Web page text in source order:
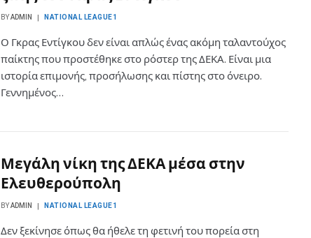
BY ADMIN NATIONAL LEAGUE1
Ο Γκρας Εντίγκου δεν είναι απλώς ένας ακόμη ταλαντούχος
παίκτης που προστέθηκε στο ρόστερ της ΔΕΚΑ. Είναι μια
ιστορία επιμονής, προσήλωσης και πίστης στο όνειρο.
Γεννημένος…
Μεγάλη νίκη της ΔΕΚΑ μέσα στην
Ελευθερούπολη
BYADMIN NATIONAL LEAGUE1
Δεν ξεκίνησε όπως θα ήθελε τη φετινή του πορεία στη